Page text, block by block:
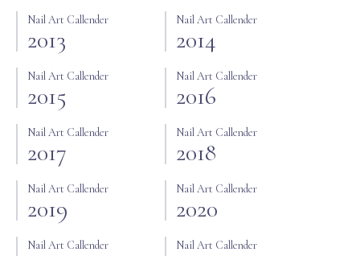
Nail Art Callender
2013
Nail Art Callender
2014
Nail Art Callender
2015
Nail Art Callender
2016
Nail Art Callender
2017
Nail Art Callender
2018
Nail Art Callender
2019
Nail Art Callender
2020
Nail Art Callender Nail Art Callender